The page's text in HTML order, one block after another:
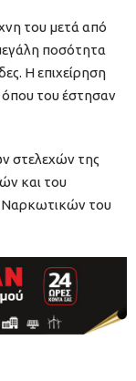
του μετά από
ποσότητα
Η επιχείρηση
του έστησαν
στελεχών της
και του
Ναρκωτικών του